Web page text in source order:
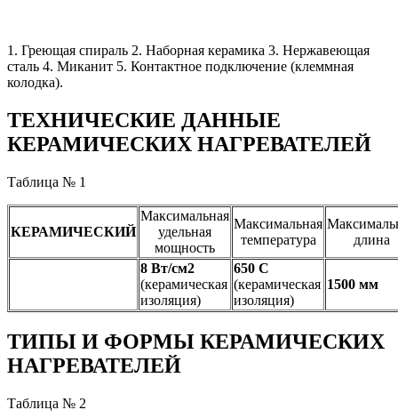
1. Греющая спираль 2. Наборная керамика 3. Нержавеющая
сталь 4. Миканит 5. Контактное подключение (клеммная
колодка).
ТЕХНИЧЕСКИЕ ДАННЫЕ
КЕРАМИЧЕСКИХ НАГРЕВАТЕЛЕЙ
Таблица № 1
КЕРАМИЧЕСКИЙ
Максимальная
удельная
мощность
Максимальная
температура
длина
8 Вт/см2
(керамическая
изоляция)
650 С
(керамическая
изоляция)
1500 мм
ТИПЫ И ФОРМЫ КЕРАМИЧЕСКИХ
НАГРЕВАТЕЛЕЙ
Таблица № 2